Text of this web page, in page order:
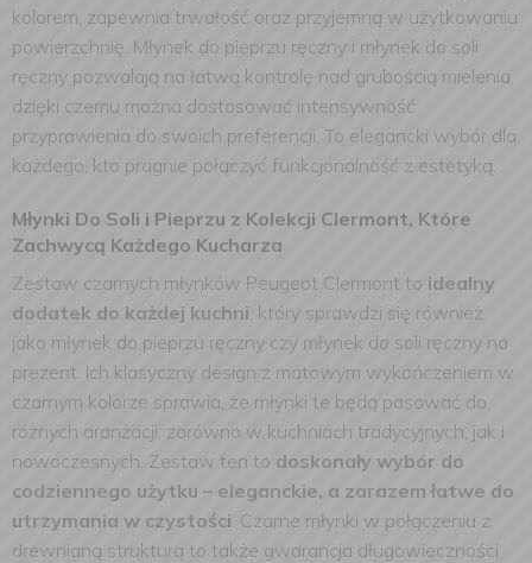
kolorem, zapewnia trwałość oraz przyjemną w użytkowaniu
powierzchnię. Młynek do pieprzu ręczny i młynek do soli
ręczny pozwalają na łatwą kontrolę nad grubością mielenia,
dzięki czemu można dostosować intensywność
przyprawienia do swoich preferencji. To elegancki wybór dla
każdego, kto pragnie połączyć funkcjonalność z estetyką.
Młynki Do Soli i Pieprzu z Kolekcji Clermont, Które
Zachwycą Każdego Kucharza
Zestaw czarnych młynków Peugeot Clermont to idealny
dodatek do każdej kuchni, który sprawdzi się również
jako młynek do pieprzu ręczny czy młynek do soli ręczny na
prezent. Ich klasyczny design z matowym wykończeniem w
czarnym kolorze sprawia, że młynki te będą pasować do
różnych aranżacji, zarówno w kuchniach tradycyjnych, jak i
nowoczesnych. Zestaw ten to doskonały wybór do
codziennego użytku – eleganckie, a zarazem łatwe do
utrzymania w czystości. Czarne młynki w połączeniu z
drewnianą strukturą to także gwarancja długowieczności